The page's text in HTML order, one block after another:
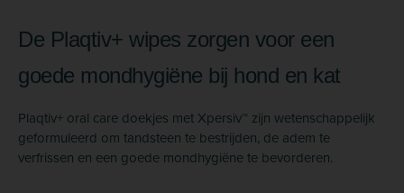
De Plaqtiv+ wipes zorgen voor een
goede mondhygiëne bij hond en kat
Plaqtiv+ oral care doekjes met Xpersiv™ zijn wetenschappelijk
geformuleerd om tandsteen te bestrijden, de adem te
verfrissen en een goede mondhygiëne te bevorderen.